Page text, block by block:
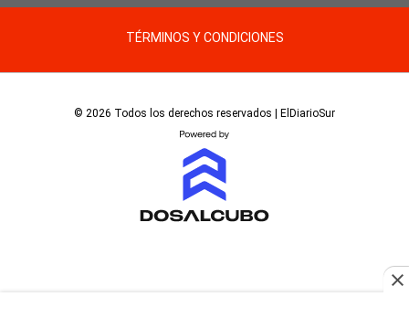
TÉRMINOS Y CONDICIONES
© 2026 Todos los derechos reservados | ElDiarioSur